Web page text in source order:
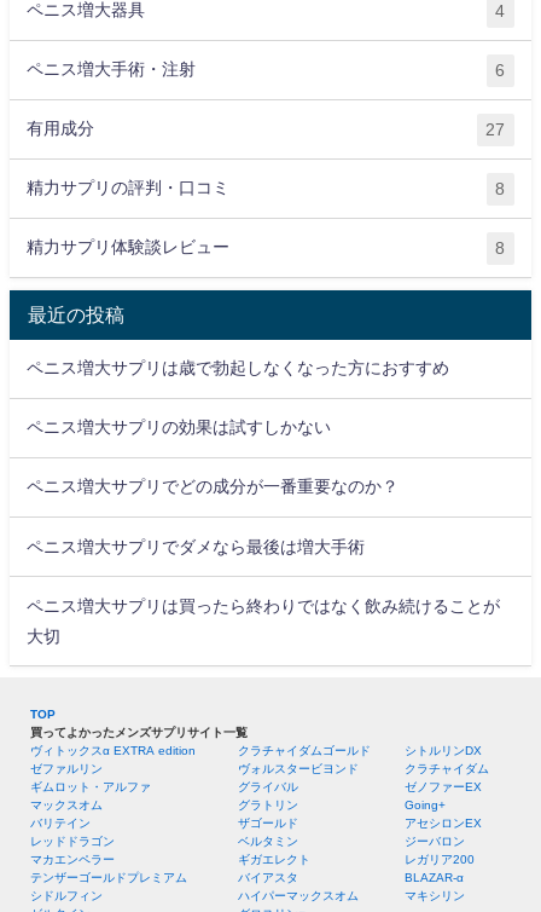
ペニス増大器具 4
ペニス増大手術・注射 6
有用成分 27
精力サプリの評判・口コミ 8
精力サプリ体験談レビュー 8
最近の投稿
ペニス増大サプリは歳で勃起しなくなった方におすすめ
ペニス増大サプリの効果は試すしかない
ペニス増大サプリでどの成分が一番重要なのか？
ペニス増大サプリでダメなら最後は増大手術
ペニス増大サプリは買ったら終わりではなく飲み続けることが
大切
TOP
買ってよかったメンズサプリサイト一覧
ヴィトックスα EXTRA edition
クラチャイダムゴールド
シトルリンDX
ゼファルリン
ヴォルスタービヨンド
クラチャイダム
ギムロット・アルファ
グライバル
ゼノファーEX
マックスオム
グラトリン
Going+
バリテイン
ザゴールド
アセシロンEX
レッドドラゴン
ベルタミン
ジーバロン
マカエンペラー
ギガエレクト
レガリア200
テンザーゴールドプレミアム
バイアスタ
BLAZAR-α
シドルフィン
ハイパーマックスオム
マキシリン